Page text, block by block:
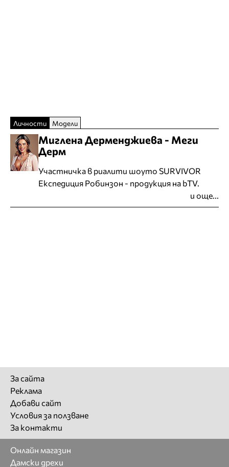
Личности Модели
Миглена Дерменджиева - Меги
Дерм
Участничка в риалити шоуто SURVIVOR
Експедиция Робинзон - продукция на bTV.
и още...
За сайта
Реклама
Добави сайт
Условия за ползване
За контакти
Онлайн магазин
Дамски дрехи